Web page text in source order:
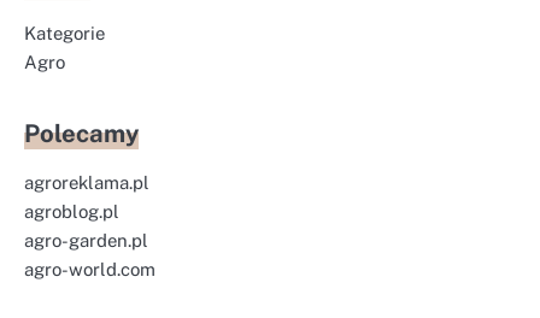
Kategorie
Agro
Polecamy
agroreklama.pl
agroblog.pl
agro-garden.pl
agro-world.com